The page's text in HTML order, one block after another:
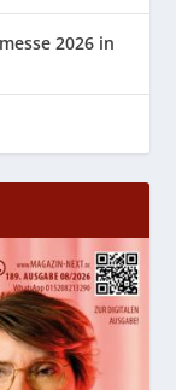
2026 in